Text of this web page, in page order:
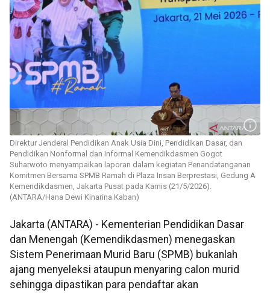
Direktur Jenderal Pendidikan Anak Usia Dini, Pendidikan Dasar, dan
Pendidikan Nonformal dan Informal Kemendikdasmen Gogot
Suharwoto menyampaikan laporan dalam kegiatan Penandatanganan
Komitmen Bersama SPMB Ramah di Plaza Insan Berprestasi, Gedung A
Kemendikdasmen, Jakarta Pusat pada Kamis (21/5/2026).
(ANTARA/Hana Dewi Kinarina Kaban)
Jakarta (ANTARA) - Kementerian Pendidikan Dasar
dan Menengah (Kemendikdasmen) menegaskan
Sistem Penerimaan Murid Baru (SPMB) bukanlah
ajang menyeleksi ataupun menyaring calon murid
sehingga dipastikan para pendaftar akan